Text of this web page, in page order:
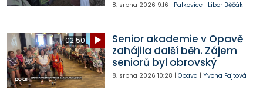
8. srpna 2026 9:16 | Palkovice| Libor Běčák
02:50
Senior akademie v Opavě
zahájila další běh. Zájem
seniorů byl obrovský
8. srpna 2026 10:28 | Opava | Yvona Fajtová